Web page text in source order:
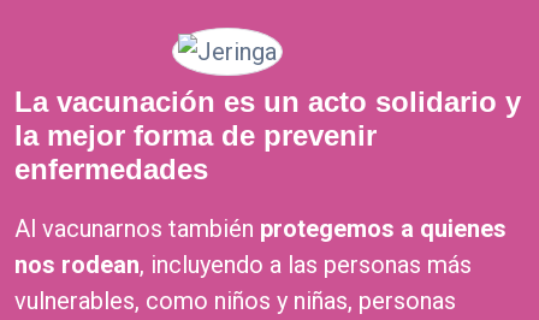
La vacunación es un acto solidario y
la mejor forma de prevenir
enfermedades
Al vacunarnos también protegemos a quienes
nos rodean, incluyendo a las personas más
vulnerables, como niños y niñas, personas